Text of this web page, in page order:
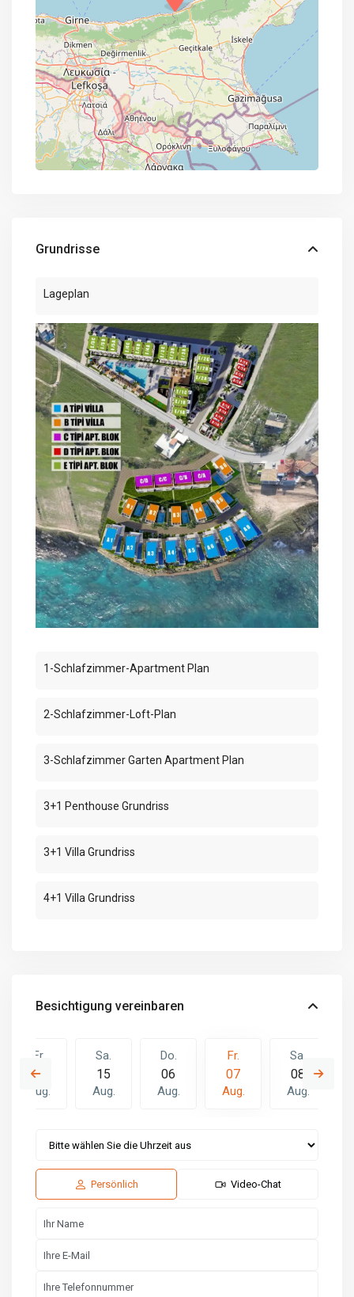
Grundrisse
Lageplan
1-Schlafzimmer-Apartment Plan
2-Schlafzimmer-Loft-Plan
3-Schlafzimmer Garten Apartment Plan
3+1 Penthouse Grundriss
3+1 Villa Grundriss
4+1 Villa Grundriss
Besichtigung vereinbaren
Fr.
14
Aug.
Sa.
15
Aug.
Do.
06
Aug.
Fr.
07
Aug.
Sa.
08
Aug.
Fr.
Aug.
Sa.
Persönlich Video-Chat